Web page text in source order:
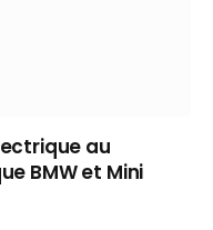
au
BMW et Mini